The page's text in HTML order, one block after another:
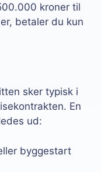
kroner til
betaler du kun
sker typisk i
En
ud:
byggestart